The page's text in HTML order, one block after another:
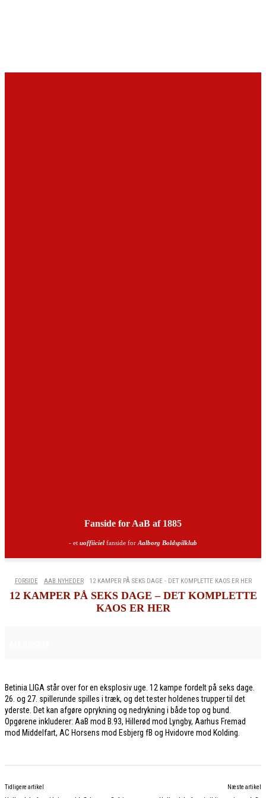
Fanside for AaB af 1885
- et uoffiiciel fanside for Aalborg Boldspilklub
FORSIDE AAB NYHEDER 12 KAMPER PÅ SEKS DAGE - DET KOMPLETTE KAOS ER HER
12 KAMPER PÅ SEKS DAGE – DET KOMPLETTE
KAOS ER HER
Betinia LIGA står over for en eksplosiv uge. 12 kampe fordelt på seks dage.
26. og 27. spillerunde spilles i træk, og det tester holdenes trupper til det
yderste. Det kan afgøre oprykning og nedrykning i både top og bund.
Opgørene inkluderer: AaB mod B.93, Hillerød mod Lyngby, Aarhus Fremad
mod Middelfart, AC Horsens mod Esbjerg fB og Hvidovre mod Kolding.
Tidligere artikel
Næste artikel